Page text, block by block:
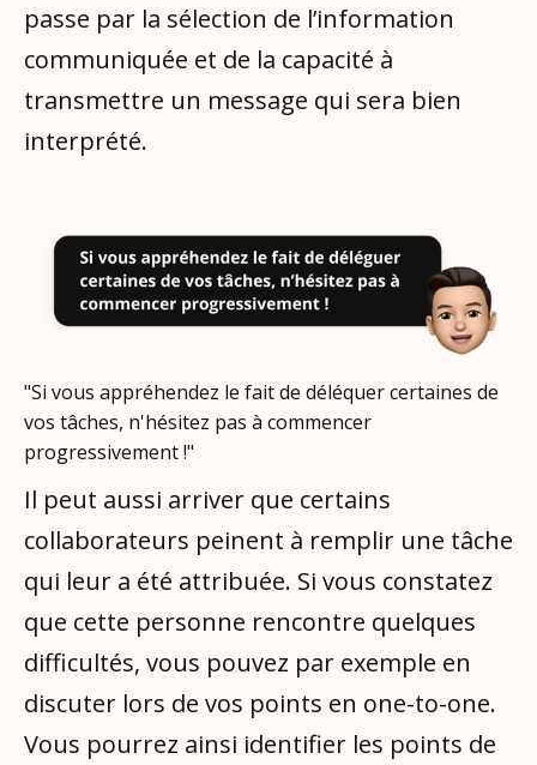
passe par la sélection de l’information
communiquée et de la capacité à
transmettre un message qui sera bien
interprété.
"Si vous appréhendez le fait de déléquer certaines de
vos tâches, n'hésitez pas à commencer
progressivement !"
Il peut aussi arriver que certains
collaborateurs peinent à remplir une tâche
qui leur a été attribuée. Si vous constatez
que cette personne rencontre quelques
difficultés, vous pouvez par exemple en
discuter lors de vos points en one-to-one.
Vous pourrez ainsi identifier les points de